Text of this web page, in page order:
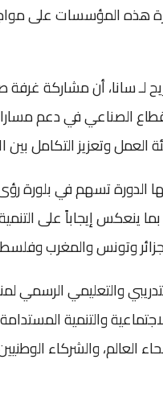
هذه المؤسسات على
لـ سانا، أن مشاركة
الصناعي في دعم
وتعزيز التكامل بين
الدورة تسهم في بلورة
ينعكس إيجاباً على
وتونس والمغرب
والتنمية
العالم، والشركاء